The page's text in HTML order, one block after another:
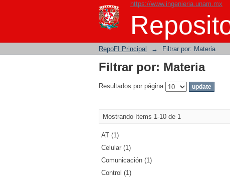
https://www.ingenieria.unam.mx
Filtrar por: Materia
RepoFI Principal → Filtrar por: Materia
Filtrar por: Materia
Resultados por página:
Mostrando ítems 1-10 de 1
AT (1)
Celular (1)
Comunicación (1)
Control (1)